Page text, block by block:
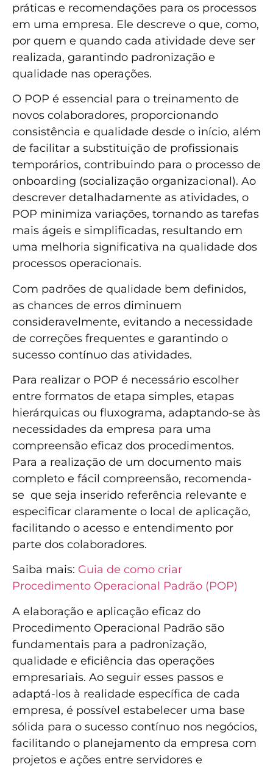
práticas e recomendações para os processos
em uma empresa. Ele descreve o que, como,
por quem e quando cada atividade deve ser
realizada, garantindo padronização e
qualidade nas operações.
O POP é essencial para o treinamento de
novos colaboradores, proporcionando
consistência e qualidade desde o início, além
de facilitar a substituição de profissionais
temporários, contribuindo para o processo de
onboarding (socialização organizacional). Ao
descrever detalhadamente as atividades, o
POP minimiza variações, tornando as tarefas
mais ágeis e simplificadas, resultando em
uma melhoria significativa na qualidade dos
processos operacionais.
Com padrões de qualidade bem definidos,
as chances de erros diminuem
consideravelmente, evitando a necessidade
de correções frequentes e garantindo o
sucesso contínuo das atividades.
Para realizar o POP é necessário escolher
entre formatos de etapa simples, etapas
hierárquicas ou fluxograma, adaptando-se às
necessidades da empresa para uma
compreensão eficaz dos procedimentos.
Para a realização de um documento mais
completo e fácil compreensão, recomenda-
se que seja inserido referência relevante e
especificar claramente o local de aplicação,
facilitando o acesso e entendimento por
parte dos colaboradores.
Saiba mais: Guia de como criar
Procedimento Operacional Padrão (POP)
A elaboração e aplicação eficaz do
Procedimento Operacional Padrão são
fundamentais para a padronização,
qualidade e eficiência das operações
empresariais. Ao seguir esses passos e
adaptá-los à realidade específica de cada
empresa, é possível estabelecer uma base
sólida para o sucesso contínuo nos negócios,
facilitando o planejamento da empresa com
projetos e ações entre servidores e